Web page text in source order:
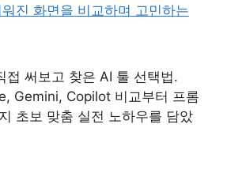
접 써보고 찾은 AI 툴 선택법.
Gemini, Copilot 비교부터 프롬
초보 맞춤 실전 노하우를 담았